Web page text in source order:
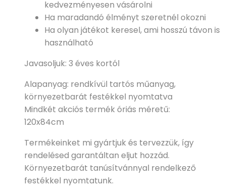
kedvezményesen vásárolni
Ha maradandó élményt szeretnél okozni
Ha olyan játékot keresel, ami hosszú távon is
használható
Javasoljuk: 3 éves kortól
Alapanyag: rendkívül tartós műanyag,
környezetbarát festékkel nyomtatva
Mindkét akciós termék óriás méretű:
120x84cm
Termékeinket mi gyártjuk és tervezzük, így
rendelésed garantáltan eljut hozzád.
Környezetbarát tanúsítvánnyal rendelkező
festékkel nyomtatunk.